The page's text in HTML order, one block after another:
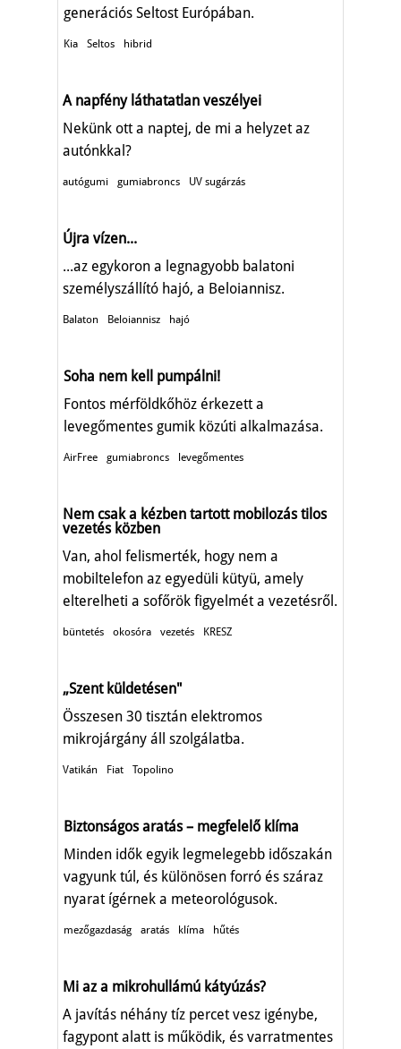
generációs Seltost Európában.
Kia Seltos hibrid
A napfény láthatatlan veszélyei
Nekünk ott a naptej, de mi a helyzet az
autónkkal?
autógumi gumiabroncs UV sugárzás
Újra vízen...
...az egykoron a legnagyobb balatoni
személyszállító hajó, a Beloiannisz.
Balaton Beloiannisz hajó
Soha nem kell pumpálni!
Fontos mérföldkőhöz érkezett a
levegőmentes gumik közúti alkalmazása.
AirFree gumiabroncs levegőmentes
Nem csak a kézben tartott mobilozás tilos
vezetés közben
Van, ahol felismerték, hogy nem a
mobiltelefon az egyedüli kütyü, amely
elterelheti a sofőrök figyelmét a vezetésről.
büntetés okosóra vezetés KRESZ
„Szent küldetésen"
Összesen 30 tisztán elektromos
mikrojárgány áll szolgálatba.
Vatikán Fiat Topolino
Biztonságos aratás – megfelelő klíma
Minden idők egyik legmelegebb időszakán
vagyunk túl, és különösen forró és száraz
nyarat ígérnek a meteorológusok.
mezőgazdaság aratás klíma hűtés
Mi az a mikrohullámú kátyúzás?
A javítás néhány tíz percet vesz igénybe,
fagypont alatt is működik, és varratmentes